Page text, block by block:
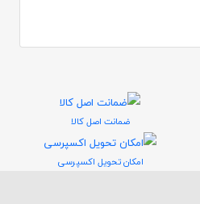
ضمانت اصل کالا
امکان تحویل اکسپرسی